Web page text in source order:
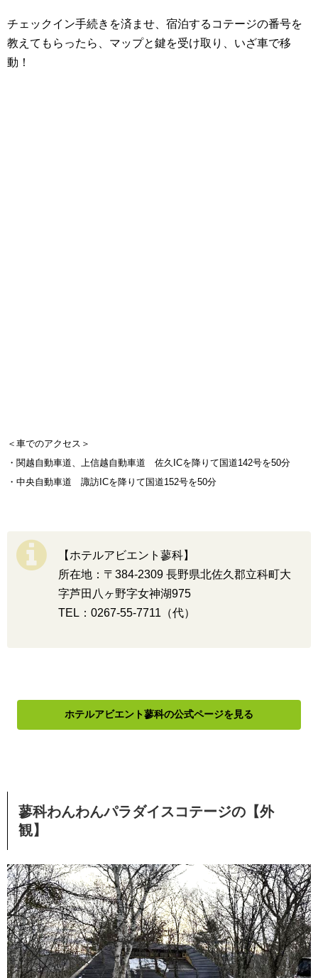
チェックイン手続きを済ませ、宿泊するコテージの番号を
教えてもらったら、マップと鍵を受け取り、いざ車で移
動！
＜車でのアクセス＞
・関越自動車道、上信越自動車道 佐久ICを降りて国道142号を50分
・中央自動車道 諏訪ICを降りて国道152号を50分
【ホテルアビエント蓼科】
所在地：〒384-2309 長野県北佐久郡立科町大
字芦田八ヶ野字女神湖975
TEL：0267-55-7711（代）
ホテルアビエント蓼科の公式ページを見る
蓼科わんわんパラダイスコテージの【外
観】